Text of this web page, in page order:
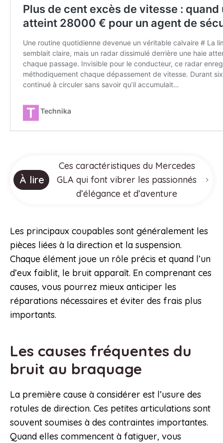
À lire
Ces caractéristiques du Mercedes
GLA qui font vibrer les passionnés
d’élégance et d’aventure
Les principaux coupables sont généralement les
pièces liées à la direction et la suspension.
Chaque élément joue un rôle précis et quand l’un
d’eux faiblit, le bruit apparaît. En comprenant ces
causes, vous pourrez mieux anticiper les
réparations nécessaires et éviter des frais plus
importants.
Les causes fréquentes du
bruit au braquage
La première cause à considérer est l’usure des
rotules de direction. Ces petites articulations sont
souvent soumises à des contraintes importantes.
Quand elles commencent à fatiguer, vous